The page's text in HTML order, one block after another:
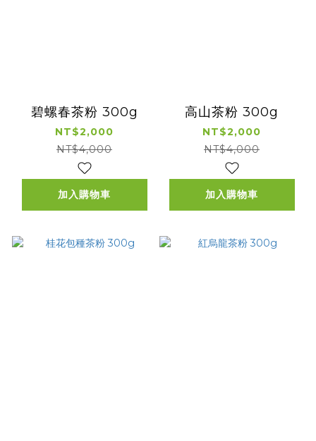
碧螺春茶粉 300g
NT$2,000
NT$4,000
加入購物車
高山茶粉 300g
NT$2,000
NT$4,000
加入購物車